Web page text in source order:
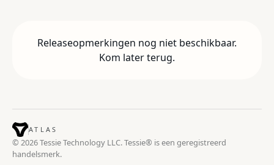
Releaseopmerkingen nog niet beschikbaar.
Kom later terug.
ATLAS
© 2026 Tessie Technology LLC. Tessie® is een geregistreerd
handelsmerk.